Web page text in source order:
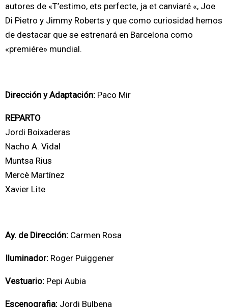
autores de «T’estimo, ets perfecte, ja et canviaré «, Joe
Di Pietro y Jimmy Roberts y que como curiosidad hemos
de destacar que se estrenará en Barcelona como
«premiére» mundial.
Dirección y Adaptación: Paco Mir
REPARTO
Jordi Boixaderas
Nacho A. Vidal
Muntsa Rius
Mercè Martínez
Xavier Lite
Ay. de Dirección: Carmen Rosa
Iluminador: Roger Puiggener
Vestuario: Pepi Aubia
Escenografia: Jordi Bulbena